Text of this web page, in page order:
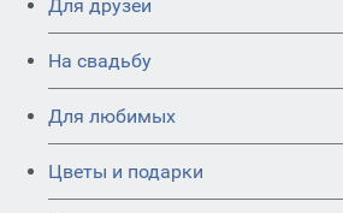
Для друзей
На свадьбу
Для любимых
Цветы и подарки